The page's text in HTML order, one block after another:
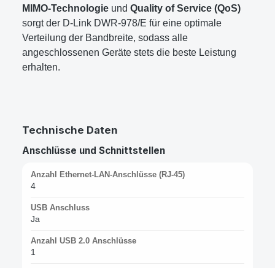
MIMO-Technologie und Quality of Service (QoS)
sorgt der D-Link DWR-978/E für eine optimale
Verteilung der Bandbreite, sodass alle
angeschlossenen Geräte stets die beste Leistung
erhalten.
Technische Daten
Anschlüsse und Schnittstellen
Anzahl Ethernet-LAN-Anschlüsse (RJ-45)
4
USB Anschluss
Ja
Anzahl USB 2.0 Anschlüsse
1